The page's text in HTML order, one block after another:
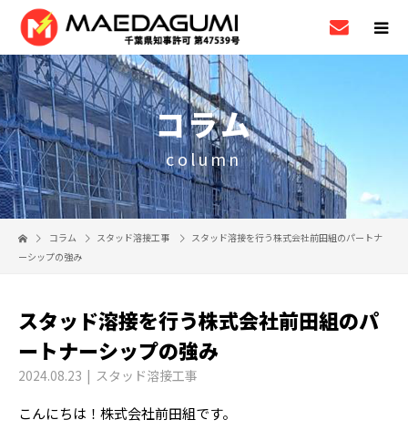
コラム
column
コラム スタッド溶接工事
スタッド溶接を行う株式会社前田組のパートナ
ーシップの強み
スタッド溶接を行う株式会社前田組のパ
ートナーシップの強み
2024.08.23 スタッド溶接工事
こんにちは！株式会社前田組です。